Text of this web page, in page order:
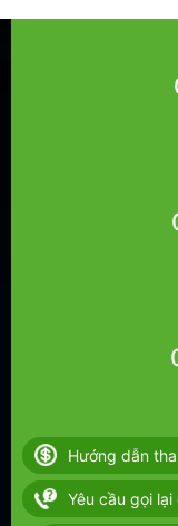
Hướng dẫn
Yêu cầu gọi